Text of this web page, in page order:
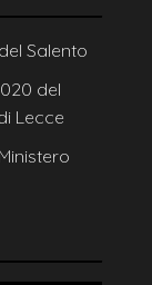
Salento
del
Lecce